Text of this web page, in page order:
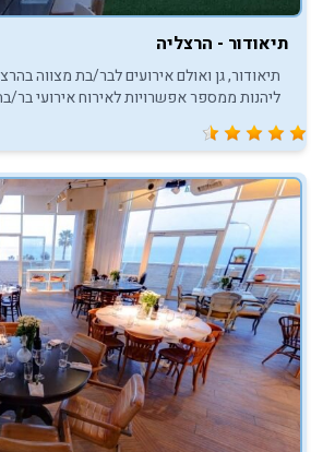
תיאודור - הרצליה
תיאודור, גן ואולם אירועים לבר/בת מצווה
ליהנות ממספר אפשרויות לאירוח אירועי בר/
בלתי נשכחת.